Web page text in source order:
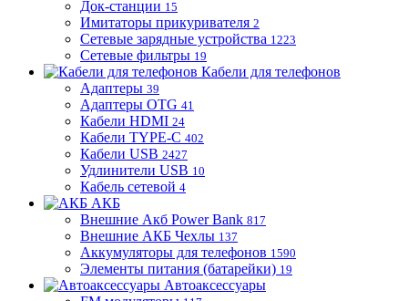
Док-станции 15
Имитаторы прикуривателя 2
Сетевые зарядные устройства 1223
Сетевые фильтры 19
Кабели для телефонов
Адаптеры 39
Адаптеры OTG 41
Кабели HDMI 24
Кабели TYPE-C 402
Кабели USB 2427
Удлинители USB 10
Кабель сетевой 4
АКБ
Внешние Акб Power Bank 817
Внешние АКБ Чехлы 137
Аккумуляторы для телефонов 1590
Элементы питания (батарейки) 19
Автоаксессуары